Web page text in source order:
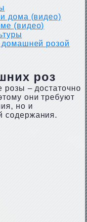
дома (видео)
(видео)
домашней розой
роз
розы – достаточно
они требуют
но и
содержания.